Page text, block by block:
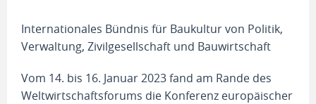
Internationales Bündnis für Baukultur von Politik,
Verwaltung, Zivilgesellschaft und Bauwirtschaft
Vom 14. bis 16. Januar 2023 fand am Rande des
Weltwirtschaftsforums die Konferenz europäischer